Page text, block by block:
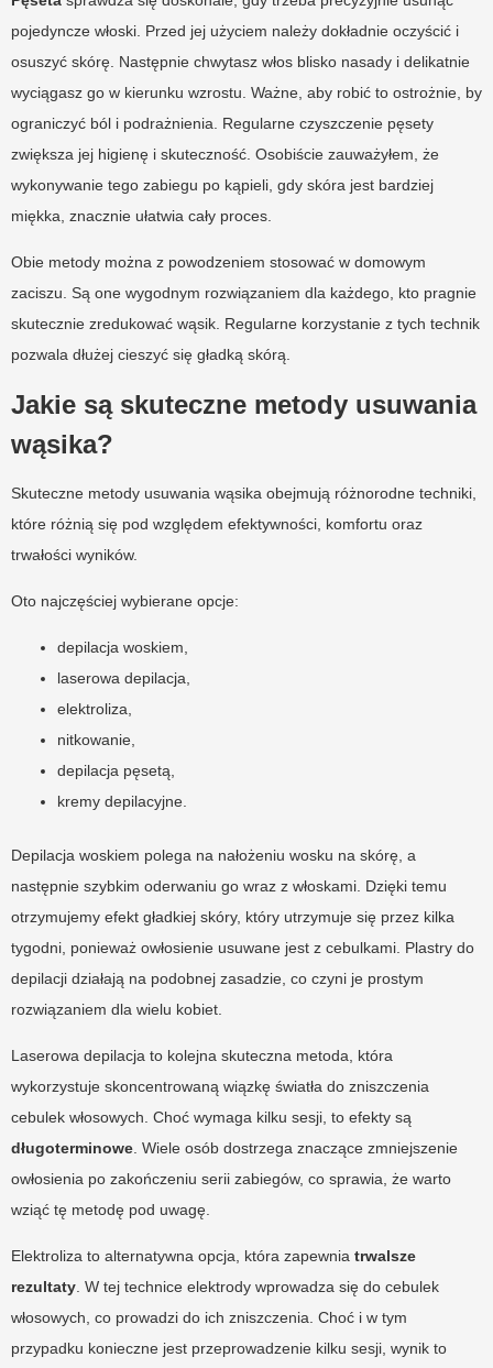
pojedyncze włoski. Przed jej użyciem należy dokładnie oczyścić i
osuszyć skórę. Następnie chwytasz włos blisko nasady i delikatnie
wyciągasz go w kierunku wzrostu. Ważne, aby robić to ostrożnie, by
ograniczyć ból i podrażnienia. Regularne czyszczenie pęsety
zwiększa jej higienę i skuteczność. Osobiście zauważyłem, że
wykonywanie tego zabiegu po kąpieli, gdy skóra jest bardziej
miękka, znacznie ułatwia cały proces.
Obie metody można z powodzeniem stosować w domowym
zaciszu. Są one wygodnym rozwiązaniem dla każdego, kto pragnie
skutecznie zredukować wąsik. Regularne korzystanie z tych technik
pozwala dłużej cieszyć się gładką skórą.
Jakie są skuteczne metody usuwania
wąsika?
Skuteczne metody usuwania wąsika obejmują różnorodne techniki,
które różnią się pod względem efektywności, komfortu oraz
trwałości wyników.
Oto najczęściej wybierane opcje:
depilacja woskiem,
laserowa depilacja,
elektroliza,
nitkowanie,
depilacja pęsetą,
kremy depilacyjne.
Depilacja woskiem polega na nałożeniu wosku na skórę, a
następnie szybkim oderwaniu go wraz z włoskami. Dzięki temu
otrzymujemy efekt gładkiej skóry, który utrzymuje się przez kilka
tygodni, ponieważ owłosienie usuwane jest z cebulkami. Plastry do
depilacji działają na podobnej zasadzie, co czyni je prostym
rozwiązaniem dla wielu kobiet.
Laserowa depilacja to kolejna skuteczna metoda, która
wykorzystuje skoncentrowaną wiązkę światła do zniszczenia
cebulek włosowych. Choć wymaga kilku sesji, to efekty są
długoterminowe . Wiele osób dostrzega znaczące zmniejszenie
owłosienia po zakończeniu serii zabiegów, co sprawia, że warto
wziąć tę metodę pod uwagę.
Elektroliza to alternatywna opcja, która zapewnia trwalsze
rezultaty . W tej technice elektrody wprowadza się do cebulek
włosowych, co prowadzi do ich zniszczenia. Choć i w tym
przypadku konieczne jest przeprowadzenie kilku sesji, wynik to